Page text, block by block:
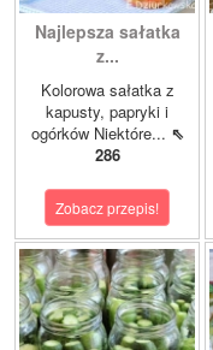
Najlepsza sałatka
z...
Kolorowa sałatka z
kapusty, papryki i
ogórków Niektóre... ⇖
286
Zobacz przepis!